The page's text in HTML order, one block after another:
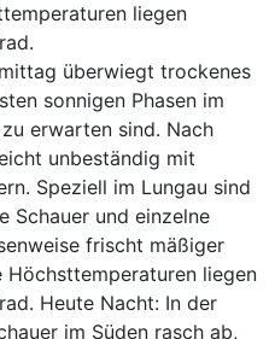
liegen
überwiegt trockenes
sonnigen Phasen im
erwarten sind. Nach
unbeständig mit
Speziell im Lungau sind
Schauer und einzelne
frischt mäßiger
liegen
Heute Nacht: In der
im Süden rasch ab,